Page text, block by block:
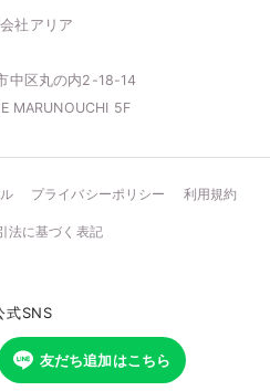
社アリア
中区丸の内2-18-14
MARUNOUCHI 5F
プライバシーポリシー 利用規約
法に基づく表記
式SNS
友だち追加はこちら